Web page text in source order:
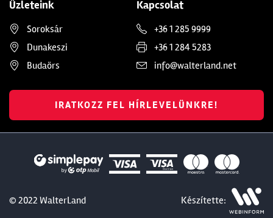
Üzleteink
Soroksár
Dunakeszi
Budaörs
Kapcsolat
+36 1 285 9999
+36 1 284 5283
info@walterland.net
IRATKOZZ FEL HÍRLEVELÜNKRE!
© 2022 WalterLand Készítette: